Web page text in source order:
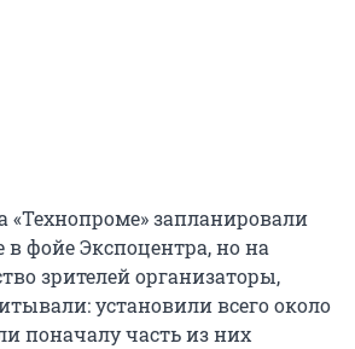
запланировали
в фойе Экспоцентра, но на
зрителей организаторы,
установили всего около
поначалу часть из них